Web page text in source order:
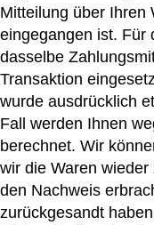
Mitteilung über Ihren
eingegangen ist. Für
dasselbe
Transaktion
wurde ausdrücklich
Fall werden Ihnen
berechnet. Wir
wir die Waren
den Nachweis
zurückgesandt